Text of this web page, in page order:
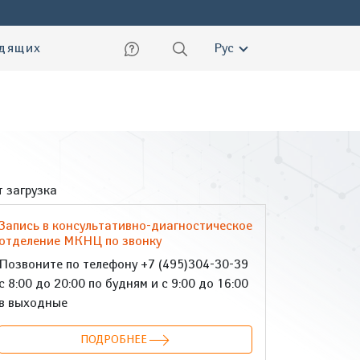
Русский
загрузка
в консультативно-диагностическое
отделение МКНЦ по звонку
Позвоните по телефону +7 (495)304-30-39
с 8:00 до 20:00 по будням и с 9:00 до 16:00
в выходные
ПОДРОБНЕЕ